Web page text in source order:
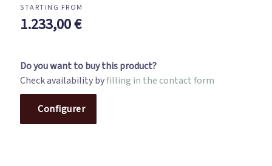
1.233,00€
Do you want to buy this product?
Check availability byfilling in the contact form
Configurer